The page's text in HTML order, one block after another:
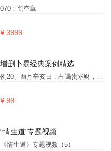
070：旬空章
¥ 3999
增删卜易经典案例精选
¥ 99
“情生道”专题视频
《情生道》专题视频（5）